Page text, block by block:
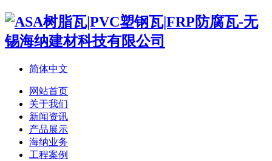
简体中文
网站首页
关于我们
新闻资讯
产品展示
海纳业务
工程案例